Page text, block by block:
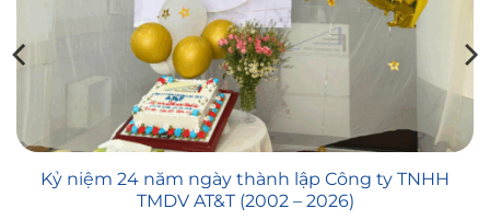
Kỷ niệm 24 năm ngày thành lập Công ty TNHH
TMDV AT&T (2002 – 2026)